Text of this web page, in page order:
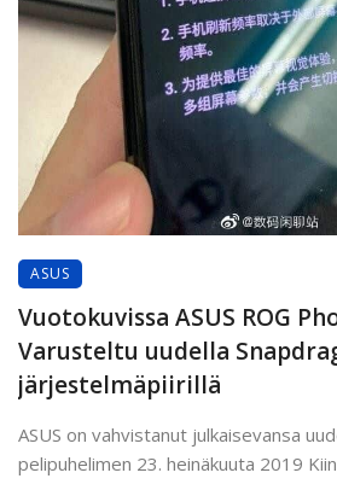
ASUS
Vuotokuvissa ASUS ROG
Varusteltu uudella
järjestelmäpiirillä
ASUS on vahvistanut julkaisevansa
pelipuhelimen 23. heinäkuuta 2019